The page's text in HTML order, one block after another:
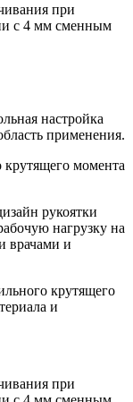
при
с 4 мм сменным
настройка
применения.
момента
рукоятки
нагрузку на
врачами и
крутящего
и
при